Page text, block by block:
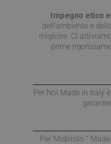
Impegno etico
dell’ambiente e
migliore. Ci
prime
Per Noi Made in Italy
Per Mobirolo “